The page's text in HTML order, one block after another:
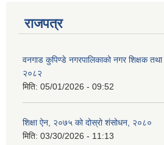
राजपत्र
वनगाड कुपिण्डे नगरपालिकाको नगर शिक्षक तथा
२०८२
मिति: 05/01/2026 - 09:52
शिक्षा ऐन, २०७५ को दोस्रो शंसोधन, २०८०
मिति: 03/30/2026 - 11:13